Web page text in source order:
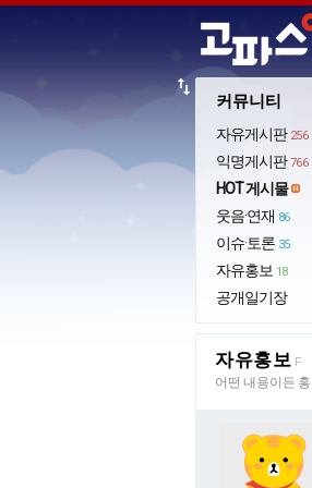
커뮤니티
자유게시판 256
익명게시판 766
HOT 게시물
웃음·연재 86
이슈·토론 35
자유홍보 18
공개일기장
import_export
자유홍보 F
어떤 내용이든